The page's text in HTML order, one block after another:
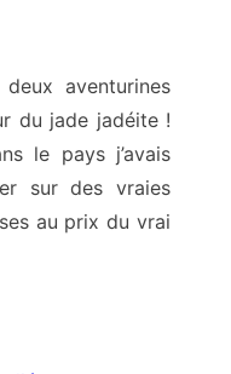
aventurines
du jade jadéite !
le pays j’avais
sur des vraies
au prix du vrai